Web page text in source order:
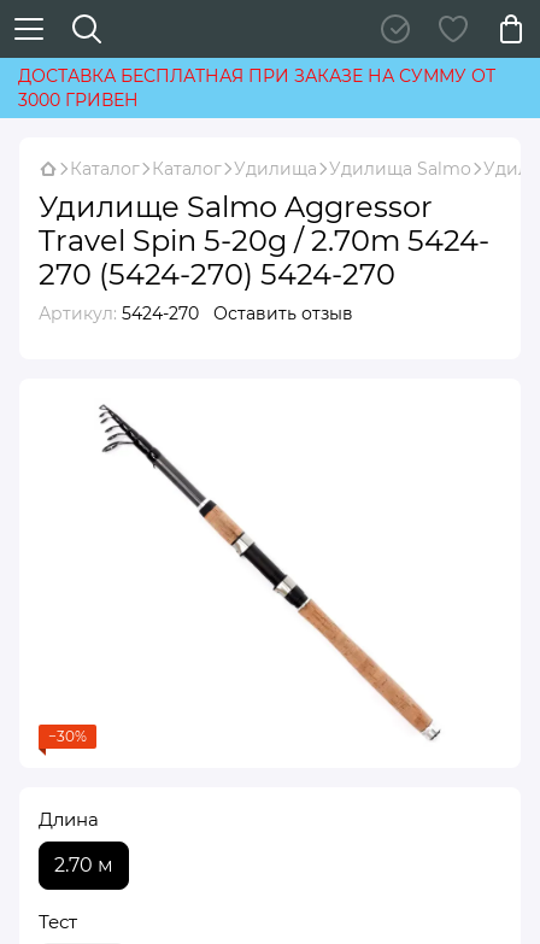
ДОСТАВКА БЕСПЛАТНАЯ ПРИ ЗАКАЗЕ НА СУММУ ОТ
3000 ГРИВЕН
Каталог Каталог Удилища Удилища Salmo
Удилище Salmo Aggressor
Travel Spin 5-20g / 2.70m 5424-
270 (5424-270) 5424-270
Артикул: 5424-270 Оставить отзыв
−30%
Длина
2.70 м
Тест